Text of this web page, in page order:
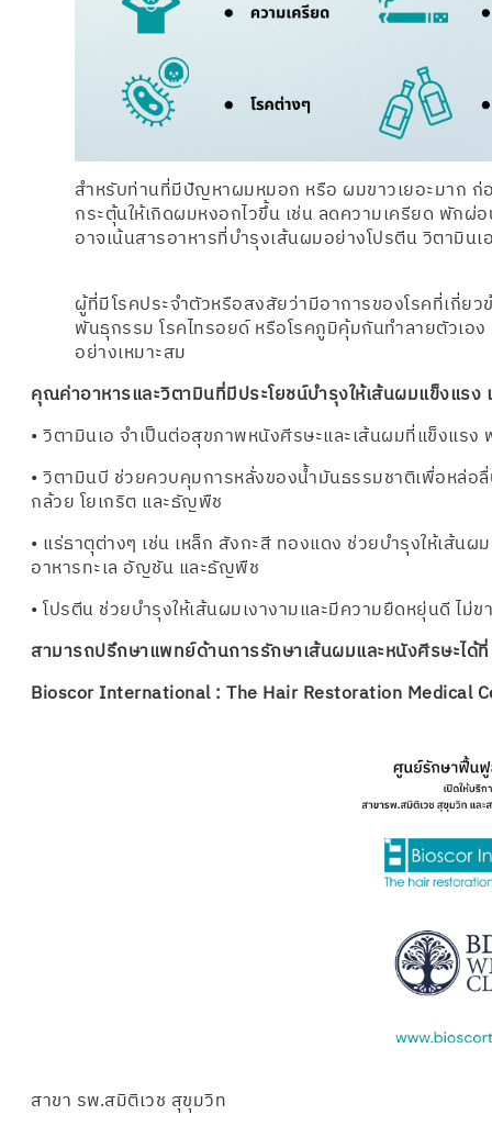
สำหรับท่านที่มีปัญหาผมหมอก หรือ ผมขาวเยอะมาก
กระตุ้นให้เกิดผมหงอกไวขึ้น เช่น ลดความเครียด พัก
อาจเน้นสารอาหารที่บำรุงเส้นผมอย่างโปรตีน วิตามิ
ผู้ที่มีโรคประจำตัวหรือสงสัยว่ามีอาการของโรคที่เกี่ย
พันธุกรรม โรคไทรอยด์ หรือโรคภูมิคุ้มกันทำลายตัวเ
อย่างเหมาะสม
คุณค่าอาหารและวิตามินที่มีประโยชน์บำรุงให้เส้นผมแข็งแรง
• วิตามินเอ จำเป็นต่อสุขภาพหนังศีรษะและเส้นผมที่แข็งแรง
• วิตามินบี ช่วยควบคุมการหลั่งของน้ำมันธรรมชาติเพื่อหล่อ
กล้วย โยเกริต และธัญพืช
• แร่ธาตุต่างๆ เช่น เหล็ก สังกะสี ทองแดง ช่วยบำรุงให้เส้นผ
อาหารทะเล อัญชัน และธัญพืช
• โปรตีน ช่วยบำรุงให้เส้นผมเงางามและมีความยืดหยุ่นดี ไม่
สามารถปรึกษาแพทย์ด้านการรักษาเส้นผมและหนังศีรษะได้ที่
Bioscor International : The Hair Restoration Medical
สาขา รพ.สมิติเวช สุขุมวิท